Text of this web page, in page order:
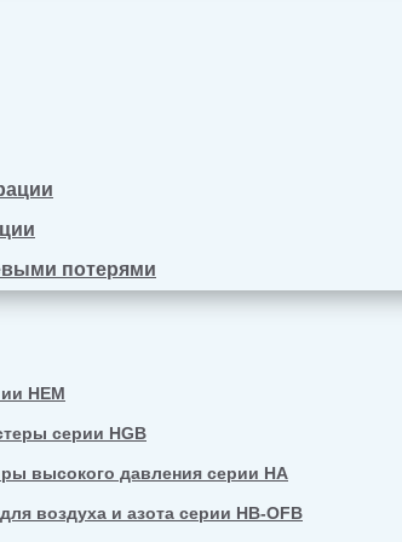
потерями
HEM
серии HGB
высокого давления серии HA
воздуха и азота серии HB-OFB